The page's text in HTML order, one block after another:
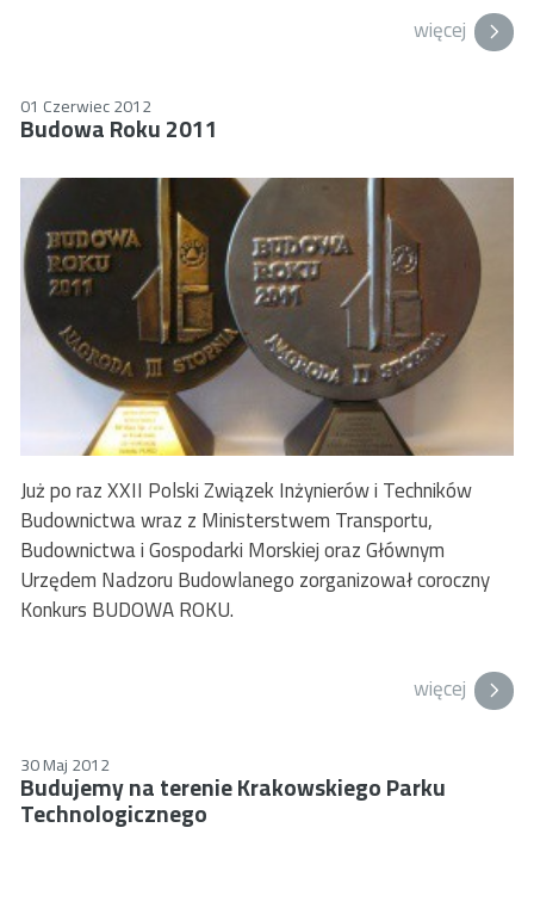
więcej
01 Czerwiec 2012
Budowa Roku 2011
Już po raz XXII Polski Związek Inżynierów i Techników
Budownictwa wraz z Ministerstwem Transportu,
Budownictwa i Gospodarki Morskiej oraz Głównym
Urzędem Nadzoru Budowlanego zorganizował coroczny
Konkurs BUDOWA ROKU.
więcej
30 Maj 2012
Budujemy na terenie Krakowskiego Parku
Technologicznego